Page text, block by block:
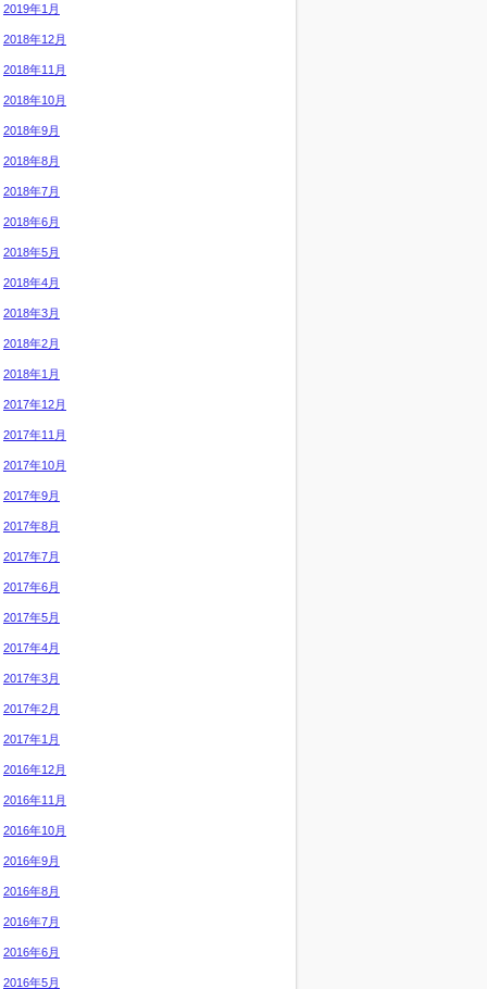
2019年1月
2018年12月
2018年11月
2018年10月
2018年9月
2018年8月
2018年7月
2018年6月
2018年5月
2018年4月
2018年3月
2018年2月
2018年1月
2017年12月
2017年11月
2017年10月
2017年9月
2017年8月
2017年7月
2017年6月
2017年5月
2017年4月
2017年3月
2017年2月
2017年1月
2016年12月
2016年11月
2016年10月
2016年9月
2016年8月
2016年7月
2016年6月
2016年5月